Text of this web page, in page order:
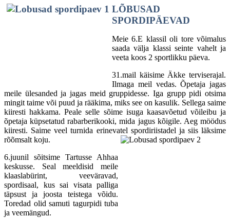
LÕBUSAD
SPORDIPÄEVAD
Meie 6.E klassil oli tore võimalus
saada välja klassi seinte vahelt ja
veeta koos 2 sportlikku päeva.
31.mail käisime Äkke terviserajal.
Ilmaga meil vedas. Õpetaja jagas
meile ülesanded ja jagas meid gruppidesse. Iga grupp pidi otsima
mingit taime või puud ja rääkima, miks see on kasulik. Sellega saime
kiiresti hakkama. Peale selle sõime isuga kaasavõetud võileibu ja
õpetaja küpsetatud rabarberikooki, mida jagus kõigile. Aeg möödus
kiiresti. Saime veel turnida erinevatel spordiriistadel ja siis läksime
rõõmsalt koju.
6.juunil sõitsime Tartusse Ahhaa
keskusse. Seal meeldisid meile
klaaslabürint, veeväravad,
spordisaal, kus sai visata palliga
täpsust ja joosta teistega võidu.
Toredad olid samuti tagurpidi tuba
ja veemängud.